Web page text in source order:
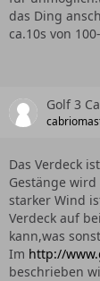
das Ding
ca.10s von
Golf 3
Das Verdeck
Gestänge
starker Wind
Verdeck auf
kann,was
Im http://
beschrieben